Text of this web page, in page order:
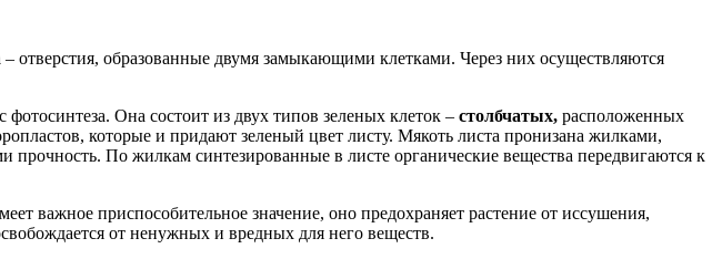
– отверстия, образованные двумя замыкающими клетками. Через них осуществляются
Она состоит из двух типов зеленых клеток – столбчатых, расположенных
которые и придают зеленый цвет листу. Мякоть листа пронизана жилками,
По жилкам синтезированные в листе органические вещества передвигаются к
важное приспособительное значение, оно предохраняет растение от иссушения,
от ненужных и вредных для него веществ.